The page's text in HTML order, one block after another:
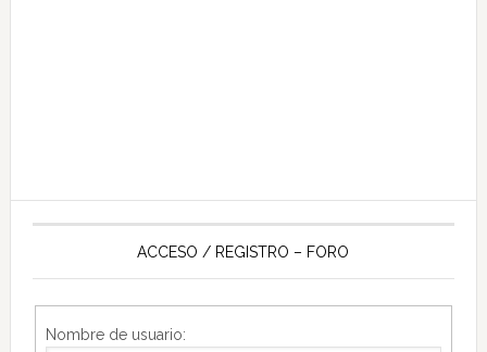
ACCESO / REGISTRO – FORO
Nombre de usuario: